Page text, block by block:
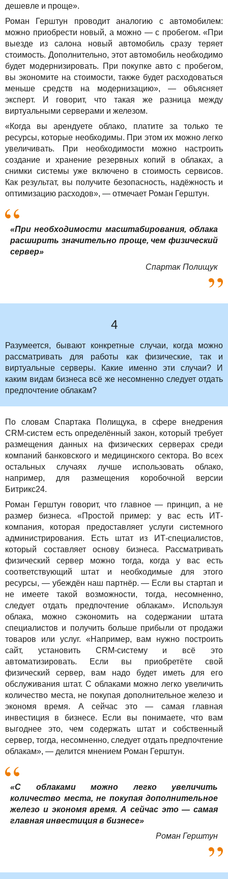
дешевле и проще».
Роман Герштун проводит аналогию с автомобилем:
можно приобрести новый, а можно — с пробегом. «При
выезде из салона новый автомобиль сразу теряет
стоимость. Дополнительно, этот автомобиль необходимо
будет модернизировать. При покупке авто с пробегом,
вы экономите на стоимости, также будет расходоваться
меньше средств на модернизацию», — объясняет
эксперт. И говорит, что такая же разница между
виртуальными серверами и железом.
«Когда вы арендуете облако, платите за только те
ресурсы, которые необходимы. При этом их можно легко
увеличивать. При необходимости можно настроить
создание и хранение резервных копий в облаках, а
снимки системы уже включено в стоимость сервисов.
Как результат, вы получите безопасность, надёжность и
оптимизацию расходов», — отмечает Роман Герштун.
«При необходимости масштабирования, облака
расширить значительно проще, чем физический
сервер»
Спартак Полищук
4
Разумеется, бывают конкретные случаи, когда можно
рассматривать для работы как физические, так и
виртуальные серверы. Какие именно эти случаи? И
каким видам бизнеса всё же несомненно следует отдать
предпочтение облакам?
По словам Спартака Полищука, в сфере внедрения
CRM-систем есть определённый закон, который требует
размещения данных на физических серверах среди
компаний банковского и медицинского сектора. Во всех
остальных случаях лучше использовать облако,
например, для размещения коробочной версии
Битрикс24.
Роман Герштун говорит, что главное — принцип, а не
размер бизнеса. «Простой пример: у вас есть ИТ-
компания, которая предоставляет услуги системного
администрирования. Есть штат из ИТ-специалистов,
который составляет основу бизнеса. Рассматривать
физический сервер можно тогда, когда у вас есть
соответствующий штат и необходимые для этого
ресурсы, — убеждён наш партнёр. — Если вы стартап и
не имеете такой возможности, тогда, несомненно,
следует отдать предпочтение облакам». Используя
облака, можно сэкономить на содержании штата
специалистов и получить больше прибыли от продажи
товаров или услуг. «Например, вам нужно построить
сайт, установить CRM-систему и всё это
автоматизировать. Если вы приобретёте свой
физический сервер, вам надо будет иметь для его
обслуживания штат. С облаками можно легко увеличить
количество места, не покупая дополнительное железо и
экономя время. А сейчас это — самая главная
инвестиция в бизнесе. Если вы понимаете, что вам
выгоднее это, чем содержать штат и собственный
сервер, тогда, несомненно, следует отдать предпочтение
облакам», — делится мнением Роман Герштун.
«С облаками можно легко увеличить
количество места, не покупая дополнительное
железо и экономя время. А сейчас это — самая
главная инвестиция в бизнесе»
Роман Герштун